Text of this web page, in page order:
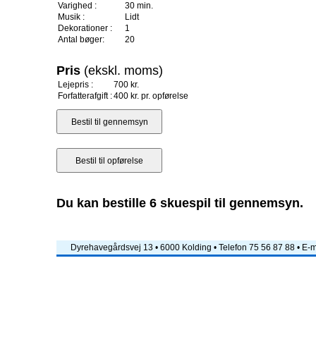
Varighed :
30 min.
Musik :
Lidt
Dekorationer :
1
Antal bøger:
20
Pris (ekskl. moms)
Lejepris :
700 kr.
Forfatterafgift :400 kr. pr. opførelse
Du kan bestille 6 skuespil til gennemsyn.
Dyrehavegårdsvej 13 • 6000 Kolding • Telefon 75 56 87 88 • E-